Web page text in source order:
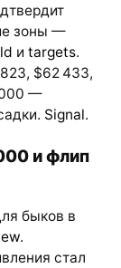
зоны —
и targets.
$62 433,
000 —
Signal.
и флип
быков в
.
стал